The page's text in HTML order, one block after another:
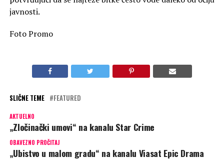
Film „Solaris“ na kanalu Star Movies